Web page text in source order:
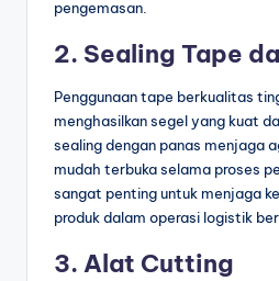
pengemasan.
2. Sealing Tape
Penggunaan tape berkualitas
menghasilkan segel yang kuat
sealing dengan panas menjaga
mudah terbuka selama proses
sangat penting untuk menjaga
produk dalam operasi logistik
3. Alat Cutting